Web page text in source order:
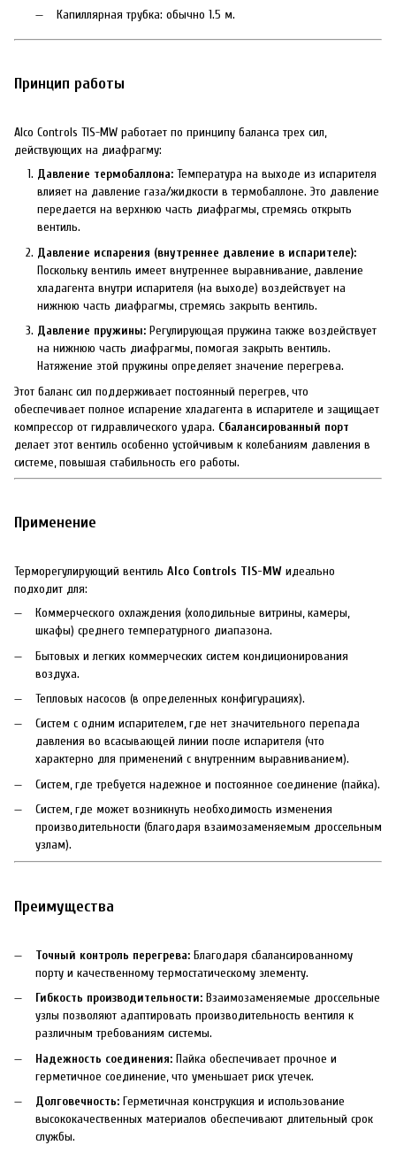
Капиллярная трубка: обычно 1.5 м.
Принцип работы
Alco Controls TIS-MW работает по принципу баланса трех сил,
действующих на диафрагму:
Давление термобаллона: Температура на выходе из испарителя
влияет на давление газа/жидкости в термобаллоне. Это давление
передается на верхнюю часть диафрагмы, стремясь открыть
вентиль.
Давление испарения (внутреннее давление в испарителе):
Поскольку вентиль имеет внутреннее выравнивание, давление
хладагента внутри испарителя (на выходе) воздействует на
нижнюю часть диафрагмы, стремясь закрыть вентиль.
Давление пружины: Регулирующая пружина также воздействует
на нижнюю часть диафрагмы, помогая закрыть вентиль.
Натяжение этой пружины определяет значение перегрева.
Этот баланс сил поддерживает постоянный перегрев, что
обеспечивает полное испарение хладагента в испарителе и защищает
компрессор от гидравлического удара. Сбалансированный порт
делает этот вентиль особенно устойчивым к колебаниям давления в
системе, повышая стабильность его работы.
Применение
Терморегулирующий вентиль Alco Controls TIS-MW идеально
подходит для:
Коммерческого охлаждения (холодильные витрины, камеры,
шкафы) среднего температурного диапазона.
Бытовых и легких коммерческих систем кондиционирования
воздуха.
Тепловых насосов (в определенных конфигурациях).
Систем с одним испарителем, где нет значительного перепада
давления во всасывающей линии после испарителя (что
характерно для применений с внутренним выравниванием).
Систем, где требуется надежное и постоянное соединение (пайка).
Систем, где может возникнуть необходимость изменения
производительности (благодаря взаимозаменяемым дроссельным
узлам).
Преимущества
Точный контроль перегрева: Благодаря сбалансированному
порту и качественному термостатическому элементу.
Гибкость производительности: Взаимозаменяемые дроссельные
узлы позволяют адаптировать производительность вентиля к
различным требованиям системы.
Надежность соединения: Пайка обеспечивает прочное и
герметичное соединение, что уменьшает риск утечек.
Долговечность: Герметичная конструкция и использование
высококачественных материалов обеспечивают длительный срок
службы.